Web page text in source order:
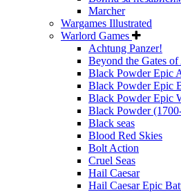
Marcher
Wargames Illustrated
Warlord Games
Achtung Panzer!
Beyond the Gates of
Black Powder Epic
Black Powder Epic
Black Powder Epic
Black Powder
Black seas
Blood Red Skies
Bolt Action
Cruel Seas
Hail Caesar
Hail Caesar Epic